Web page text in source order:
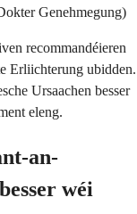
Genehmegung)
recommandéieren
Erliichterung ubidden.
Ursaachen besser
eleng.
an-
wéi